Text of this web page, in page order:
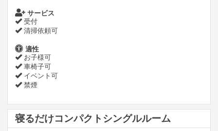
サービス
受付
清掃依頼可
適性
お子様可
車椅子可
イベント可
禁煙
寝るだけコンパクトシングルルーム